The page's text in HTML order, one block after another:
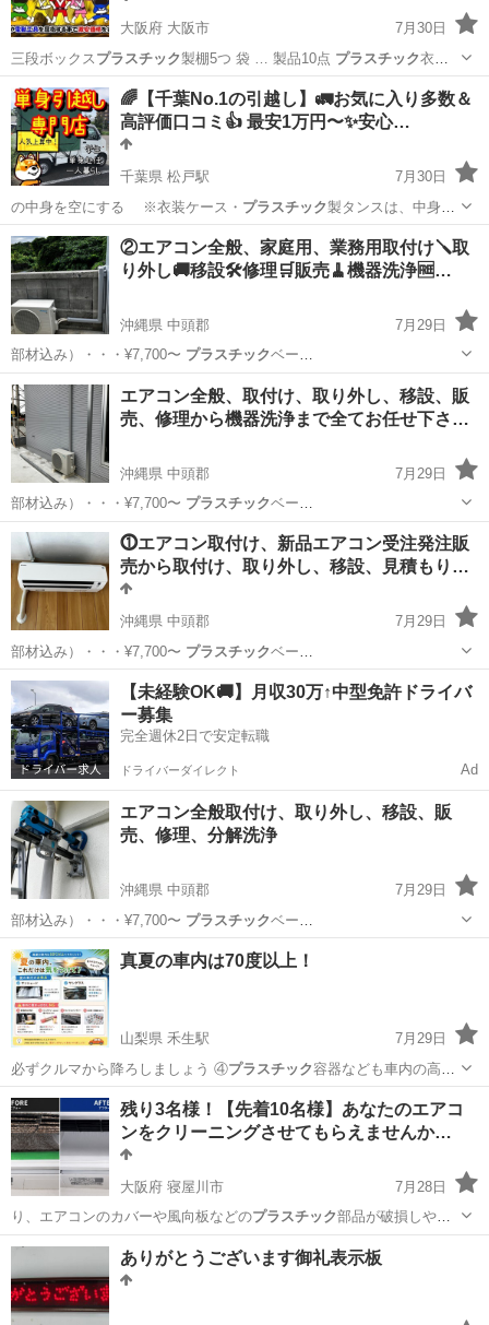
大阪府 大阪市
7月30日
三段ボックス プラスチック製棚5つ 袋 … 製品10点 プラスチック衣装
ケース2個…
大阪 大阪市 引っ越し 無料
🌈【千葉No.1の引越し】🚛お気に入り多数＆
高評価口コミ👍 最安1万円〜✨安心…
千葉県 松戸駅
7月30日
の中身を空にする ※衣装ケース・ プラスチック製タンスは、中身が
衣類で持ち運び可…
千葉 松戸市 引っ越し 無料
②エアコン全般、家庭用、業務用取付け🪛取
り外し🚚移設🛠️修理🛒販売🧹機器洗浄🆓…
沖縄県 中頭郡
7月29日
部材込み）・・・¥7,700〜 プラスチックベー
ス・・・・・・・・・・・・¥ …
沖縄 中頭郡 無料
エアコン全般、取付け、取り外し、移設、販
売、修理から機器洗浄まで全てお任せ下さ…
沖縄県 中頭郡
7月29日
部材込み）・・・¥7,700〜 プラスチックベー
ス・・・・・・・・・・・・¥ …
沖縄 中頭郡 取り外し
⓵エアコン取付け、新品エアコン受注発注販
売から取付け、取り外し、移設、見積もり…
沖縄県 中頭郡
7月29日
部材込み）・・・¥7,700〜 プラスチックベー
ス・・・・・・・・・・・・¥ …
沖縄 中頭郡 便利屋 取り外し
【未経験OK🚚】月収30万↑中型免許ドライバ
ー募集
完全週休2日で安定転職
ドライバーダイレクト Ad
エアコン全般取付け、取り外し、移設、販
売、修理、分解洗浄
沖縄県 中頭郡
7月29日
部材込み）・・・¥7,700〜 プラスチックベー
ス・・・・・・・・・・・・¥ …
沖縄 中頭郡 その他 取り外し
真夏の車内は70度以上！
山梨県 禾生駅
7月29日
必ずクルマから降ろしましょう ④プラスチック容器なども車内の高熱
で変形する可能…
山梨 都留市 禾生駅 車検 スプレー缶
残り3名様！【先着10名様】あなたのエアコ
ンをクリーニングさせてもらえませんか…
大阪府 寝屋川市
7月28日
り、エアコンのカバーや風向板などのプラスチック部品が破損しやす
くなっている場合が…
大阪 寝屋川市 エアコン掃除
ありがとうございます御礼表示板